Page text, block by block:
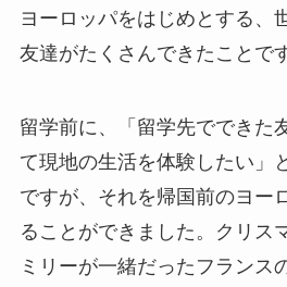
ヨーロッパをはじめとする、
友達がたくさんできたことで
留学前に、「留学先でできた
て現地の生活を体験したい」
ですが、それを帰国前のヨー
ることができました。クリス
ミリーが一緒だったフランス